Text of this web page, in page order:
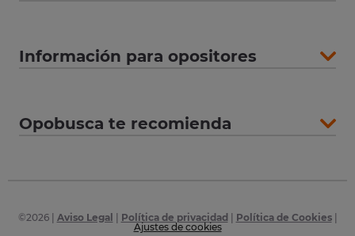
Información para opositores
Opobusca te recomienda
©2026| Aviso Legal Política de privacidad Política de Cookies|
Ajustes de cookies